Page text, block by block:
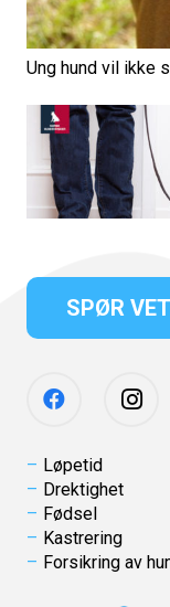
Ung hund vil ikke
SPØR
Løpetid
Drektighet
Fødsel
Kastrering
Forsikring av